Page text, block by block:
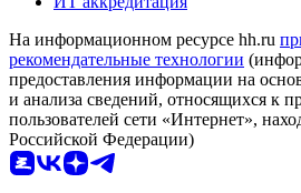
На информационном ресурсе hh.ru
рекомендательные технологии
предоставления информации на
и анализа сведений, относящихся к
пользователей сети «Интернет»,
Российской Федерации)